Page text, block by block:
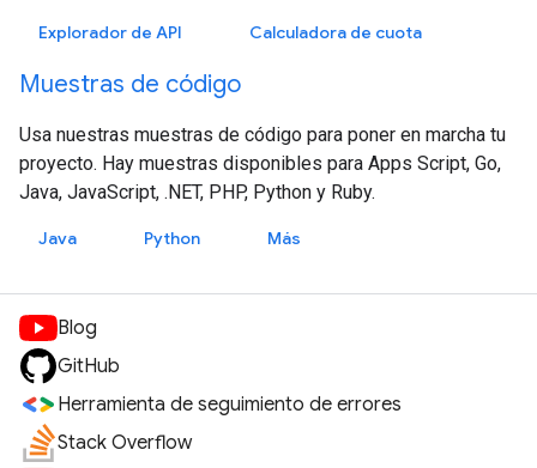
Explorador de API Calculadora de cuota
Muestras de código
Usa nuestras muestras de código para poner en marcha tu
proyecto. Hay muestras disponibles para Apps Script, Go,
Java, JavaScript, .NET, PHP, Python y Ruby.
Java Python Más
Blog
GitHub
Herramienta de seguimiento de errores
Stack Overflow